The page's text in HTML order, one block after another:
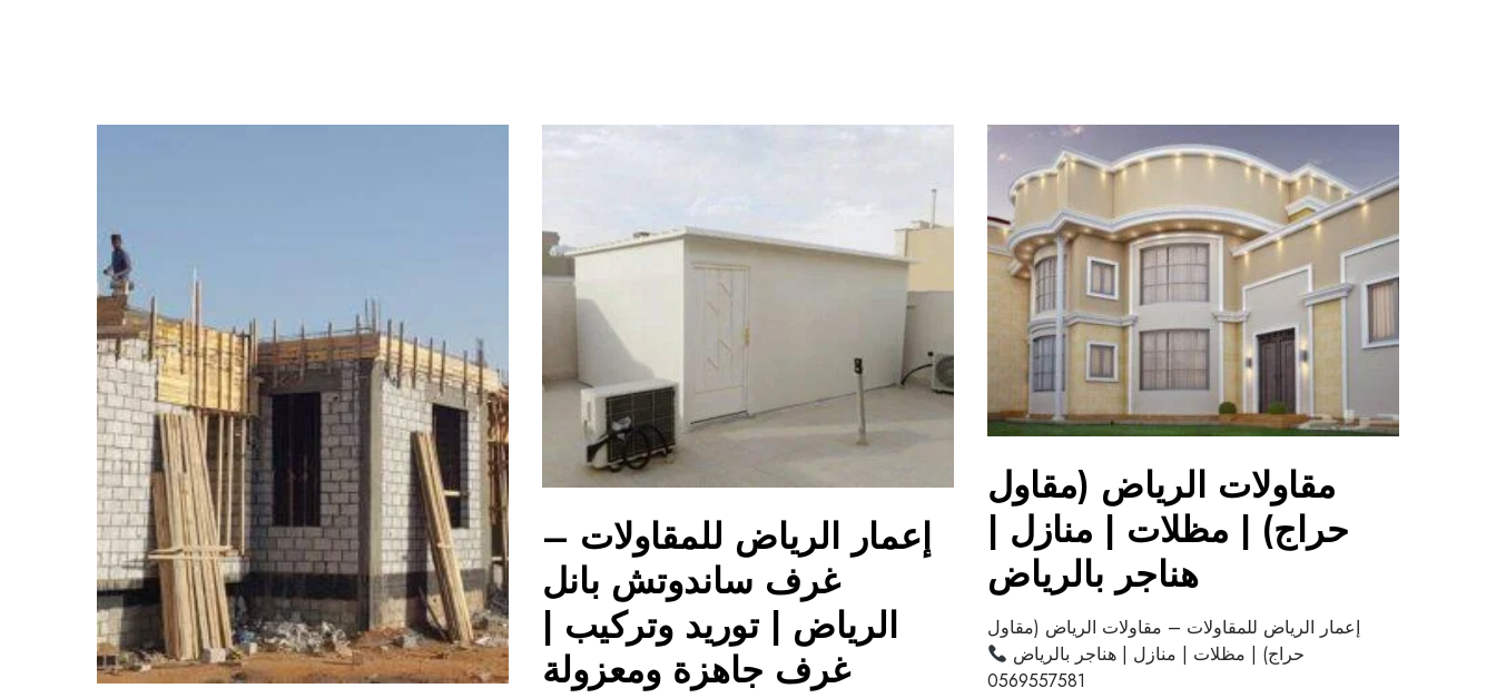
مقاولات الرياض (مقاول
حراج) | مظلات | منازل |
هناجر بالرياض
إعمار الرياض للمقاولات – مقاولات الرياض (مقاول
حراج) | مظلات | منازل | هناجر بالرياض
0569557581
إعمار الرياض للمقاولات –
غرف ساندوتش بانل
الرياض | توريد وتركيب |
غرف جاهزة ومعزولة